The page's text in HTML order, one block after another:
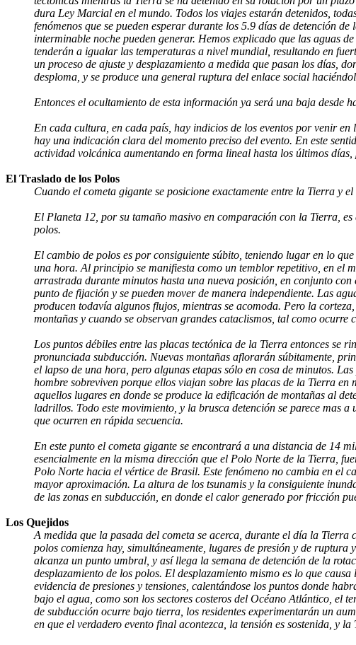
dura Ley Marcial en el mundo. Todos los viajes estarán detenidos,
fenómenos que se pueden esperar durante los 5.9 días de detención
interminable noche pueden generar. Hemos explicado que las aguas
tenderán a igualar las temperaturas a nivel mundial, resultando en
un proceso de ajuste y desplazamiento a medida que pasan los días,
desploma, y se produce una general ruptura del enlace social
Entonces el ocultamiento de esta información ya será una baja desde
En cada cultura, en cada país, hay indicios de los eventos por venir
hay una indicación clara del momento preciso del evento. En este
actividad volcánica aumentando en forma lineal hasta los últimos
El Traslado de los Polos
Cuando el cometa gigante se posicione exactamente entre la Tierra y
El Planeta 12, por su tamaño masivo en comparación con la Tierra,
polos.
El cambio de polos es por consiguiente súbito, teniendo lugar en lo
una hora. Al principio se manifiesta como un temblor repetitivo, en el
arrastrada durante minutos hasta una nueva posición, en conjunto
punto de fijación y se pueden mover de manera independiente. Las
producen todavía algunos flujos, mientras se acomoda. Pero la
montañas y cuando se observan grandes cataclismos, tal como
Los puntos débiles entre las placas tectónica de la Tierra entonces se
pronunciada subducción. Nuevas montañas aflorarán súbitamente,
el lapso de una hora, pero algunas etapas sólo en cosa de minutos.
hombre sobreviven porque ellos viajan sobre las placas de la Tierra
aquellos lugares en donde se produce la edificación de montañas al
ladrillos. Todo este movimiento, y la brusca detención se parece mas
que ocurren en rápida secuencia.
En este punto el cometa gigante se encontrará a una distancia de 14
esencialmente en la misma dirección que el Polo Norte de la Tierra,
Polo Norte hacia el vértice de Brasil. Este fenómeno no cambia en el
mayor aproximación. La altura de los tsunamis y la consiguiente
de las zonas en subducción, en donde el calor generado por fricción
Los Quejidos
A medida que la pasada del cometa se acerca, durante el día la
polos comienza hay, simultáneamente, lugares de presión y de
alcanza un punto umbral, y así llega la semana de detención de la
desplazamiento de los polos. El desplazamiento mismo es lo que
evidencia de presiones y tensiones, calentándose los puntos donde
bajo el agua, como son los sectores costeros del Océano Atlántico, el
de subducción ocurre bajo tierra, los residentes experimentarán un
en que el verdadero evento final acontezca, la tensión es sostenida, y